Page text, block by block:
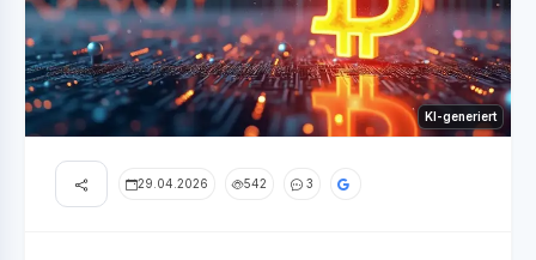
KI-generiert
29.04.2026 542 3